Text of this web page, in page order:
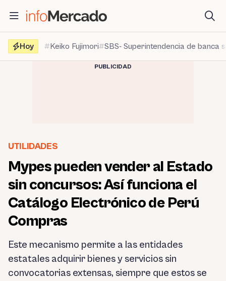
contenido
Hoy
Keiko Fujimori SBS- Superintendencia de banca
PUBLICIDAD
UTILIDADES
Mypes pueden vender al Estado
sin concursos: Así funciona el
Catálogo Electrónico de Perú
Compras
Este mecanismo permite a las entidades
estatales adquirir bienes y servicios sin
convocatorias extensas, siempre que estos se